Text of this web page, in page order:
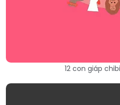
12 con giáp